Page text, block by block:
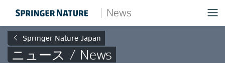
News
Springer Nature Japan
ニュース / News